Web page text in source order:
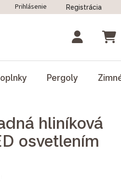
Odstúpenie od zmluvy
Prihlásenie Registrácia
Pergoly
hliníková
osvetlením